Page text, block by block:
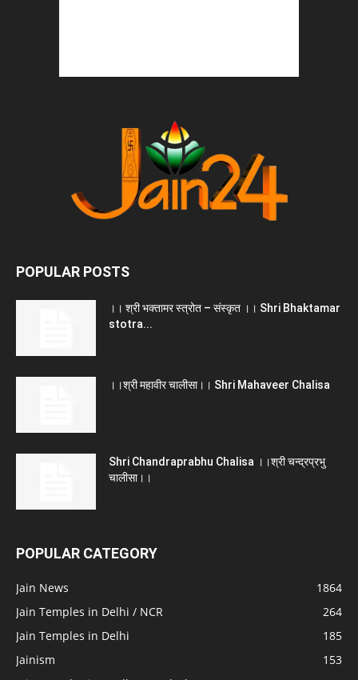
POPULAR POSTS
।। श्री भक्तामर स्त्रोत – संस्कृत ।। Shri Bhaktamar
stotra...
।।श्री महावीर चालीसा।। Shri Mahaveer Chalisa
Shri Chandraprabhu Chalisa ।।श्री चन्द्रप्रभु
चालीसा।।
POPULAR CATEGORY
Jain News
1864
Jain Temples in Delhi / NCR
264
Jain Temples in Delhi
185
Jainism
153